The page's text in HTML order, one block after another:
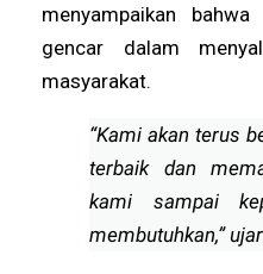
menyampaikan
gencar dalam
masyarakat.
“Kami akan terus
terbaik dan
kami sampai
membutuhkan,”